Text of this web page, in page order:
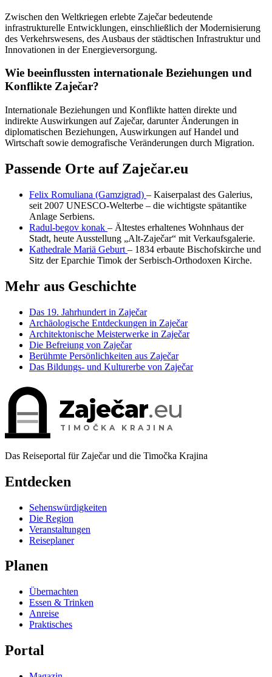
Zwischen den Weltkriegen erlebte Zaječar bedeutende
infrastrukturelle Entwicklungen, einschließlich der Modernisierung
des Verkehrswesens, des Ausbaus der städtischen Infrastruktur und
Innovationen in der Energieversorgung.
Wie beeinflussten internationale Beziehungen und
Konflikte Zaječar?
Internationale Beziehungen und Konflikte hatten direkte und
indirekte Auswirkungen auf Zaječar, darunter Änderungen in
diplomatischen Beziehungen, Auswirkungen auf Handel und
Wirtschaft sowie demografische Veränderungen durch Migration.
Passende Orte auf Zaječar.eu
Felix Romuliana (Gamzigrad) – Kaiserpalast des Galerius,
seit 2007 UNESCO-Welterbe – die wichtigste spätantike
Anlage Serbiens.
Radul-begov konak – Ältestes erhaltenes Wohnhaus der
Stadt, heute Ausstellung „Alt-Zaječar“ mit Verkaufsgalerie.
Kathedrale Mariä Geburt – 1834 erbaute Bischofskirche und
Sitz der Eparchie Timok der Serbisch-Orthodoxen Kirche.
Mehr aus Geschichte
Das 19. Jahrhundert in Zaječar
Archäologische Entdeckungen in Zaječar
Architektonische Meisterwerke in Zaječar
Die Befreiung von Zaječar
Berühmte Persönlichkeiten aus Zaječar
Das Bildungs- und Kulturerbe von Zaječar
Zaječar.eu
TIMOČKA KRAJINA
Das Reiseportal für Zaječar und die Timočka Krajina
Entdecken
Sehenswürdigkeiten
Die Region
Veranstaltungen
Reiseplaner
Planen
Übernachten
Essen & Trinken
Anreise
Praktisches
Portal